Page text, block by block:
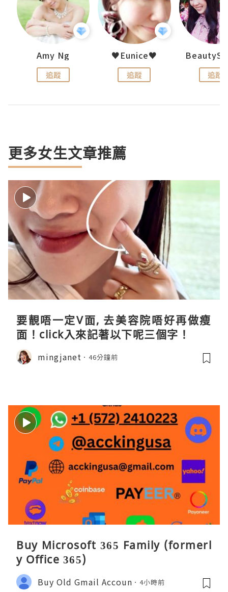
Amy Ng
追蹤
♥Eunice♥
追蹤 追蹤
更多女生文章推薦
要靚唔一定V面, 去美容院唔好再做瘦
面！click入來記著以下呢三個字！
mingjanet 46分鐘前
Buy Microsoft 365 Family (formerl
y Office 365)
Buy Old Gmail Accoun 4小時前